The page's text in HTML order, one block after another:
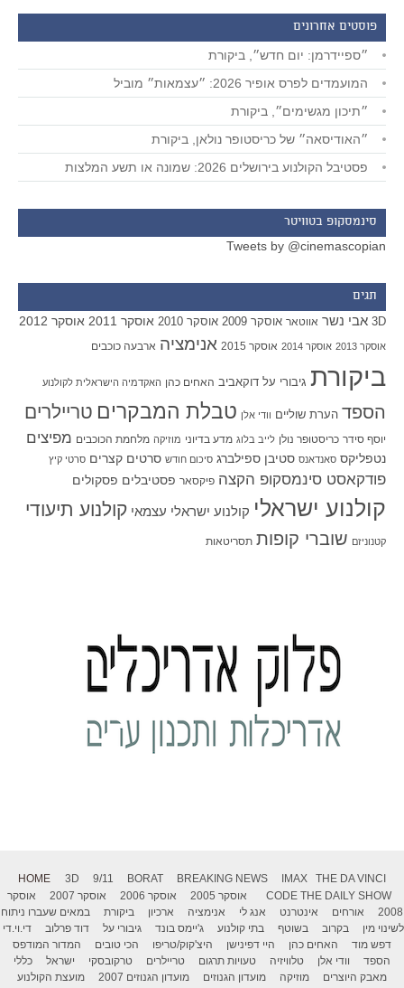
פוסטים אחרונים
״ספיידרמן: יום חדש״, ביקורת
המועמדים לפרס אופיר 2026: ״עצמאות״ מוביל
״תיכון מגשימים״, ביקורת
״האודיסאה״ של כריסטופר נולאן, ביקורת
פסטיבל הקולנוע בירושלים 2026: שמונה או תשע המלצות
סינמסקופ בטוויטר
Tweets by @cinemascopian
תגים
3D אבי נשר אווטאר אוסקר 2009 אוסקר 2010 אוסקר 2011 אוסקר 2012
אוסקר 2013 אוסקר 2014 אוסקר 2015 אנימציה ארבעה כוכבים
ביקורת גיבורי על דוקאביב האחים כהן האקדמיה הישראלית לקולנוע
הספד הערת שוליים וודי אלן טבלת המבקרים טריילרים
יוסף סידר כריסטופר נולן לייב בלוג מדע בדיוני מוזיקה מלחמת הכוכבים מפיצים
נטפליקס סאנדאנס סטיבן ספילברג סיכום חודש סרטים קצרים סרטי קיץ
פודקאסט סינמסקופ הקצה פיקסאר פסטיבלים פסקולים
קולנוע ישראלי קולנוע ישראלי עצמאי קולנוע תיעודי
קטנוניזם שוברי קופות תסריטאות
HOME 3D 9/11 BORAT BREAKING NEWS IMAX
THE DA VINCI
CODE THE DAILY SHOW אוסקר 2005 אוסקר 2006 אוסקר 2007
אוסקר
2008
אורחים אינטרנט אנג לי אנימציה ארכיון ביקורת
במאים שעברו ניתוח
לשינוי מין
בקרוב בשוטף בתי קולנוע ג'יימס בונד גיבורי על דוד פרלוב
די.וי.די
דפש מוד
האחים כהן היי דפינישן היצ'קוק/טריפו הכי טובים
המדור המודפס
הספד
וודי אלן טלוויזיה טעויות תרגום טריילרים טרקובסקי ישראל
כללי
מאבק היוצרים
מוזיקה מועדון הגנוזים מועדון הגנוזים 2007
מועצת הקולנוע